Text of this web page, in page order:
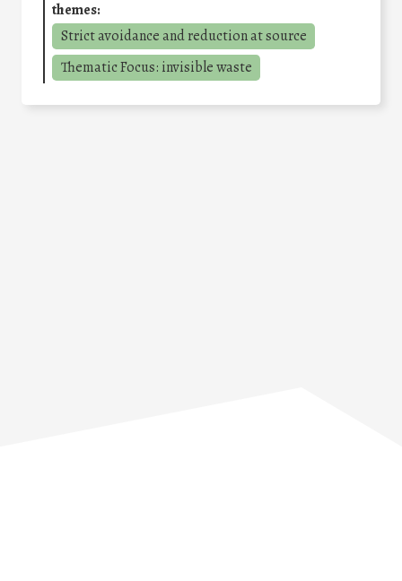
themes:
Strict avoidance and reduction at source
Thematic Focus: invisible waste